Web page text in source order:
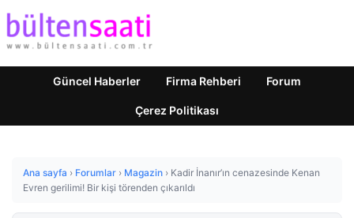
Güncel Haberler Firma Rehberi Forum
Çerez Politikası
Ana sayfa › Forumlar › Magazin › Kadir İnanır’ın cenazesinde Kenan
Evren gerilimi! Bir kişi törenden çıkarıldı